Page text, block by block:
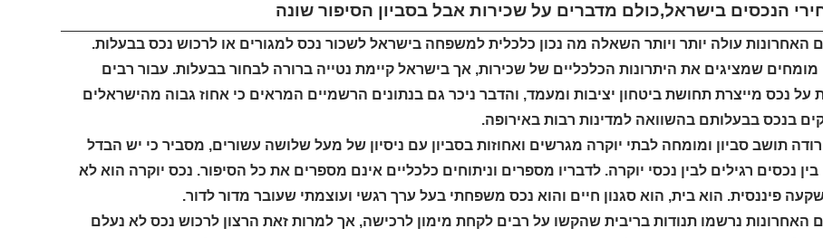
הנכסים בישראל,כולם מדברים על שכירות אבל בסביון הסיפור שונה
האחרונות עולה יותר ויותר השאלה מה נכון כלכלית למשפחה בישראל לשכור נכס למגורים או לרכוש נכס בבעלות.
מומחים שמציגים את היתרונות הכלכליים של שכירות, אך בישראל קיימת נטייה ברורה לבחור בבעלות. עבור רבים
על נכס מייצרת תחושת ביטחון יציבות ומעמד, והדבר ניכר גם בנתונים הרשמיים המראים כי אחוז גבוה מהישראלים
בנכס בבעלותם בהשוואה למדינות רבות באירופה.
רודה תושב סביון ומומחה לבתי יוקרה מגרשים ואחוזות בסביון עם ניסיון של מעל שלושה עשורים, מסביר כי יש הבדל
נכסים רגילים לבין נכסי יוקרה. לדבריו מספרים וניתוחים כלכליים אינם מספרים את כל הסיפור. נכס יוקרה הוא לא
פיננסית. הוא בית, הוא סגנון חיים והוא נכס משפחתי בעל ערך רגשי ועוצמתי שעובר מדור לדור.
האחרונות נרשמו תנודות בריבית שהקשו על רבים לקחת מימון לרכישה, אך למרות זאת הרצון לרכוש נכס לא נעלם